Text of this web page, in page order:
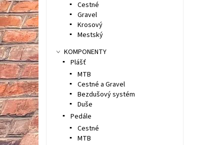
Cestné
Gravel
Krosový
Mestský
KOMPONENTY
Plášť
MTB
Cestné a Gravel
Bezdušový systém
Duše
Pedále
Cestné
MTB